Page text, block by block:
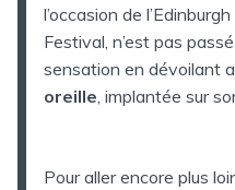
l’occasion de
Festival, n’est pas
sensation en dévoilant
oreille, implantée sur
Pour aller encore plus